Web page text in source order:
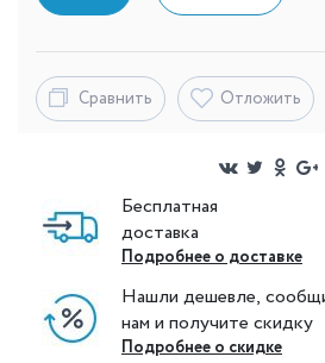
Сравнить Отложить
Бесплатная
доставка
Подробнее о доставке
Нашли дешевле,
нам и получите скидку
Подробнее о скидке